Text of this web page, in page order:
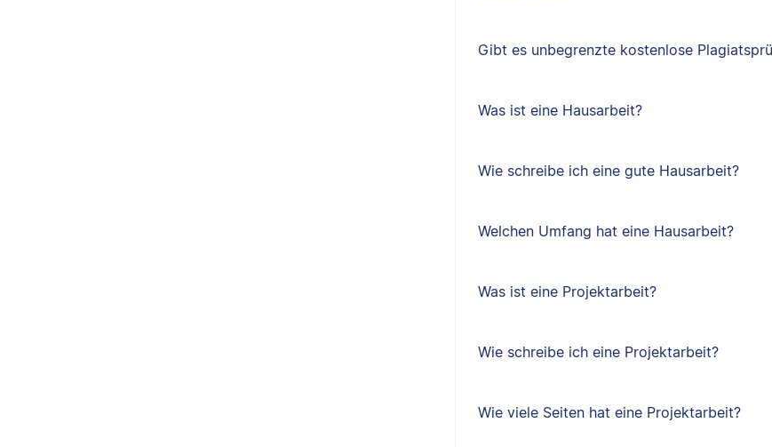
Gibt es unbegrenzte kostenlose
Was ist eine Hausarbeit?
Wie schreibe ich eine gute Hausarbeit?
Welchen Umfang hat eine Hausarbeit?
Was ist eine Projektarbeit?
Wie schreibe ich eine Projektarbeit?
Wie viele Seiten hat eine Projektarbeit?